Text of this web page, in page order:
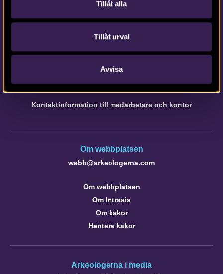
Tillåt alla
Tillåt urval
Avvisa
Kontakta Arkeologerna
Tfn vx: 010-480 80 00
Kontaktinformation till medarbetare och kontor
Om webbplatsen
webb@arkeologerna.com
Om webbplatsen
Om Intrasis
Om kakor
Hantera kakor
Arkeologerna i media